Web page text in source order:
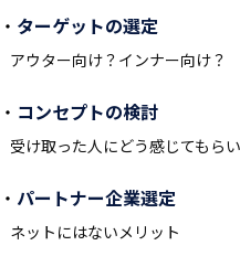
ターゲットの選定
アウター向け？インナー向け？
コンセプトの検討
受け取った人にどう感じてもら
パートナー企業選定
ネットにはないメリット